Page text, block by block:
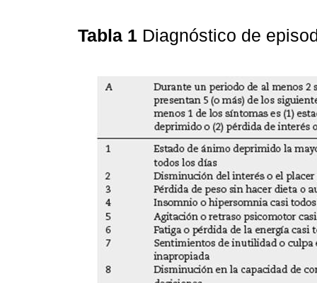
Tabla 1 Diagnóstico de